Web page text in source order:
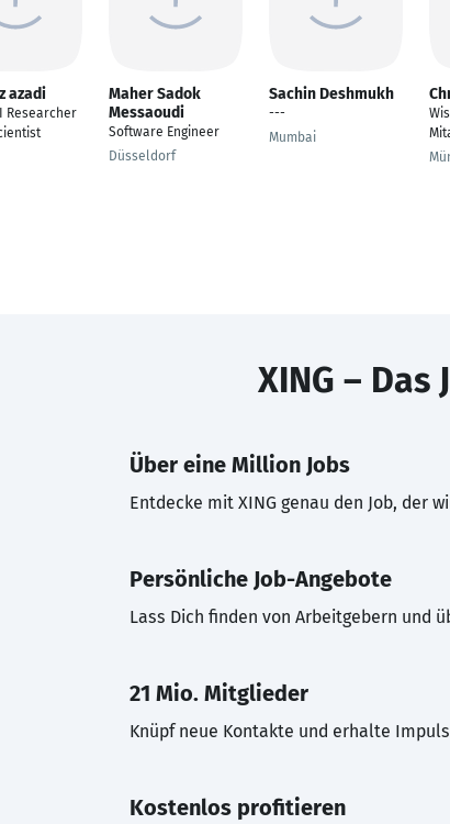
azadi
Researcher
Maher Sadok
Messaoudi
Software Engineer
Düsseldorf
Sachin Deshmukh
---
Mumbai
XING –
Über eine Million Jobs
Entdecke mit XING genau den Job, der
Persönliche Job-Angebote
Lass Dich finden von Arbeitgebern und
21 Mio. Mitglieder
Knüpf neue Kontakte und erhalte
Kostenlos profitieren